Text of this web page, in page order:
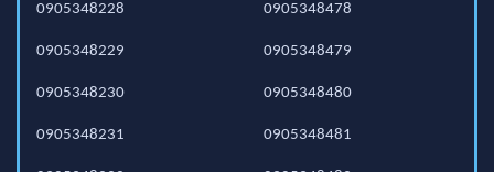
0905348228
0905348229
0905348230
0905348231
0905348478
0905348479
0905348480
0905348481